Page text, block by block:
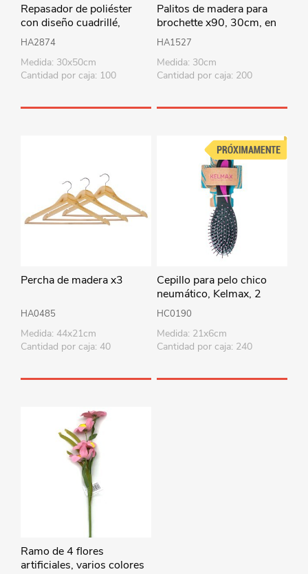
Repasador de poliéster
con diseño cuadrillé,
PACKx12, varios colores
HA2874
Medida: 30x50cm
Cantidad por caja: 100
Palitos de madera para
brochette x90, 30cm, en
bolsa
HA1527
Medida: 30cm
Cantidad por caja: 200
Percha de madera x3
HA0485
Medida: 44x21cm
Cantidad por caja: 40
Cepillo para pelo chico
neumático, Kelmax, 2
colores
HC0190
Medida: 21x6cm
Cantidad por caja: 240
Ramo de 4 flores
artificiales, varios colores